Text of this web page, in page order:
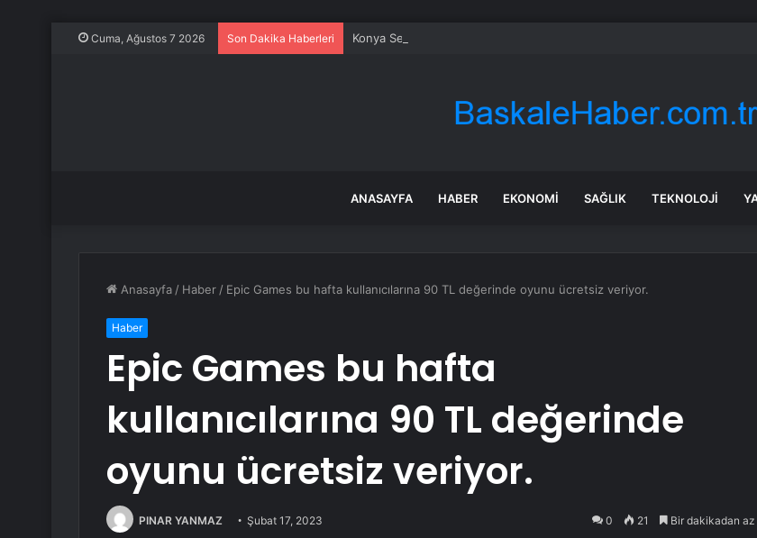
Cuma, Ağustos 7 2026 Son Dakika Haberleri Konya Selçuklu’da Başkan Pekyatırmacı’dan esnaf ziyareti
ANASAYFA HABER EKONOMI SAĞLIK TEKNOLOJI
Anasayfa / Haber / Epic Games bu hafta kullanıcılarına 90 TL değerinde oyunu ücretsiz veriyor.
Haber
Epic Games bu hafta
kullanıcılarına 90 TL değerinde
oyunu ücretsiz veriyor.
PINAR YANMAZ Şubat 17, 2023 0 21 Bir dakikadan az